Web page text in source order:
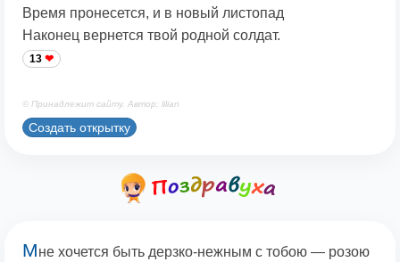
Время пронесется, и в новый листопад
Наконец вернется твой родной солдат.
13
© Принадлежит сайту. Автор: lilian
Создать открытку
Мне хочется быть дерзко-нежным с тобою — розою